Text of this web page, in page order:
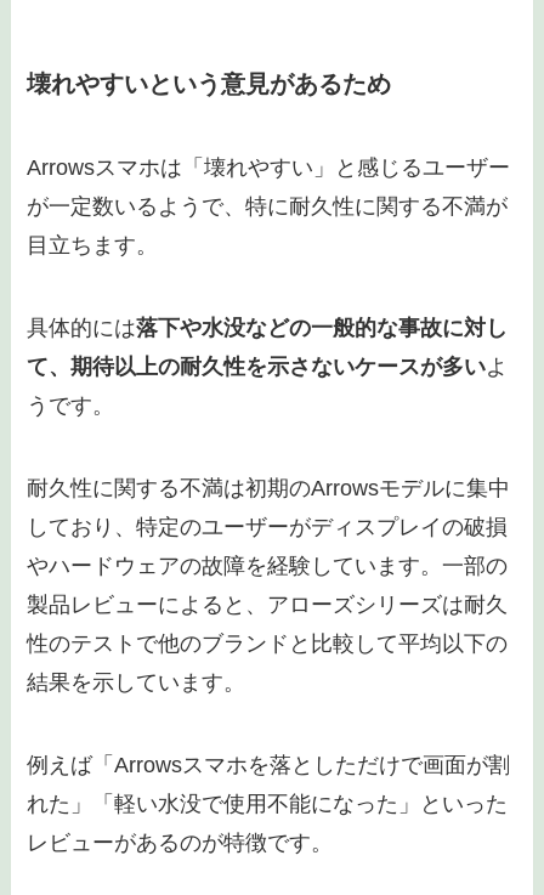
壊れやすいという意見があるため
Arrowsスマホは「壊れやすい」と感じるユーザー
が一定数いるようで、特に耐久性に関する不満が
目立ちます。
具体的には落下や水没などの一般的な事故に対し
て、期待以上の耐久性を示さないケースが多いよ
うです。
耐久性に関する不満は初期のArrowsモデルに集中
しており、特定のユーザーがディスプレイの破損
やハードウェアの故障を経験しています。一部の
製品レビューによると、アローズシリーズは耐久
性のテストで他のブランドと比較して平均以下の
結果を示しています。
例えば「Arrowsスマホを落としただけで画面が割
れた」「軽い水没で使用不能になった」といった
レビューがあるのが特徴です。